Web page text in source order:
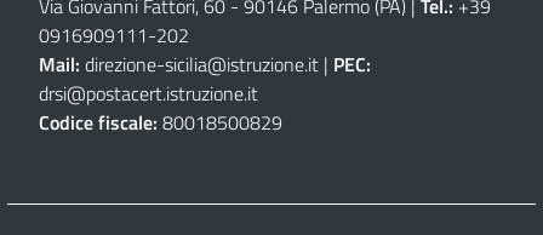
0916909111-202
Mail: direzione-sicilia@istruzione.it | PEC:
drsi@postacert.istruzione.it
Codice fiscale: 80018500829